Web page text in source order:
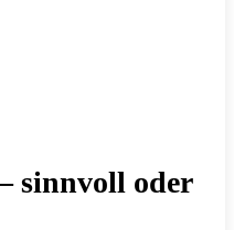
sinnvoll oder